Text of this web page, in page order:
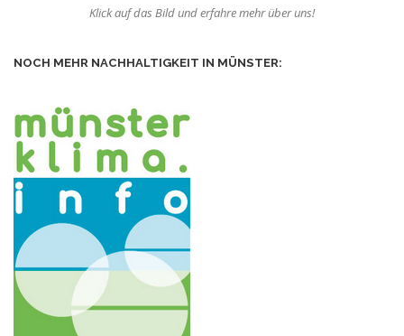
Klick auf das Bild und erfahre mehr über uns!
NOCH MEHR NACHHALTIGKEIT IN MÜNSTER: